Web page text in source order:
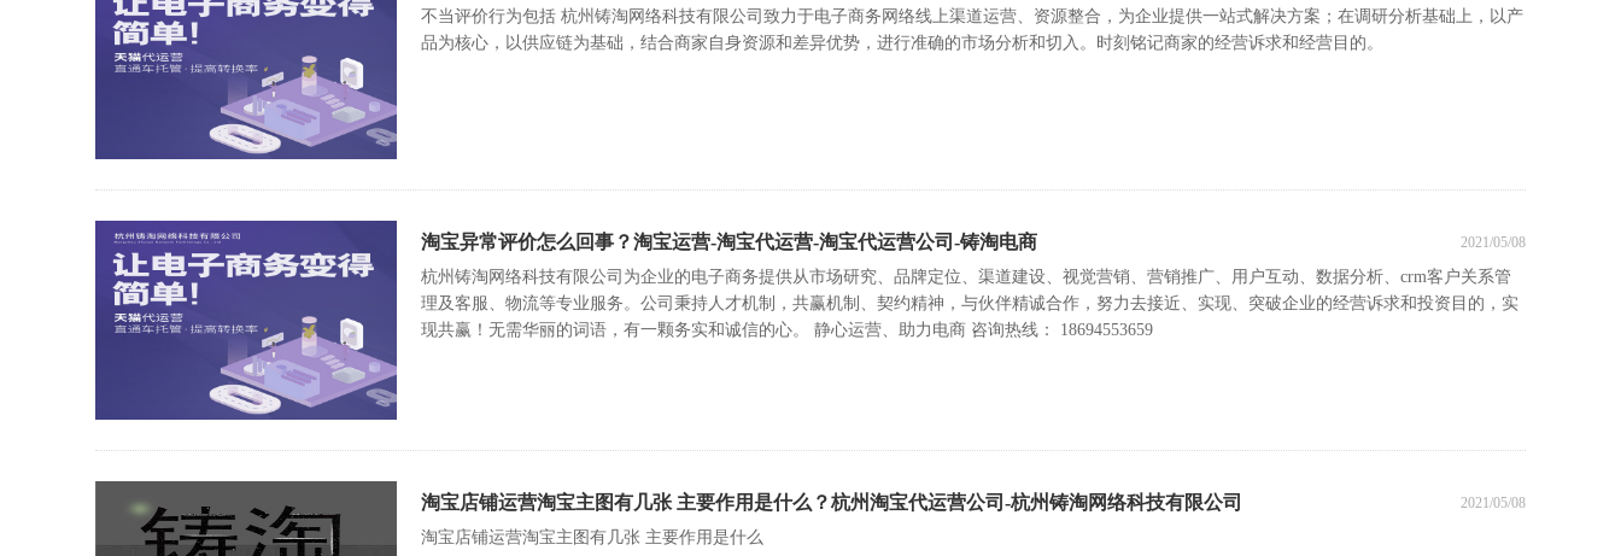
不当评价行为包括 杭州铸淘网络科技有限公司致力于电子商务网络线上渠道运营、资源整合，为企业提供一站式解决方案；在调研分析基础上，以产
品为核心，以供应链为基础，结合商家自身资源和差异优势，进行准确的市场分析和切入。时刻铭记商家的经营诉求和经营目的。
淘宝异常评价怎么回事？淘宝运营-淘宝代运营-淘宝代运营公司-铸淘电商 2021/05/08
杭州铸淘网络科技有限公司为企业的电子商务提供从市场研究、品牌定位、渠道建设、视觉营销、营销推广、用户互动、数据分析、crm客户关系管
理及客服、物流等专业服务。公司秉持人才机制，共赢机制、契约精神，与伙伴精诚合作，努力去接近、实现、突破企业的经营诉求和投资目的，实
现共赢！无需华丽的词语，有一颗务实和诚信的心。 静心运营、助力电商 咨询热线： 18694553659
淘宝店铺运营淘宝主图有几张 主要作用是什么？杭州淘宝代运营公司-杭州铸淘网络科技有限公司 2021/05/08
淘宝店铺运营淘宝主图有几张 主要作用是什么